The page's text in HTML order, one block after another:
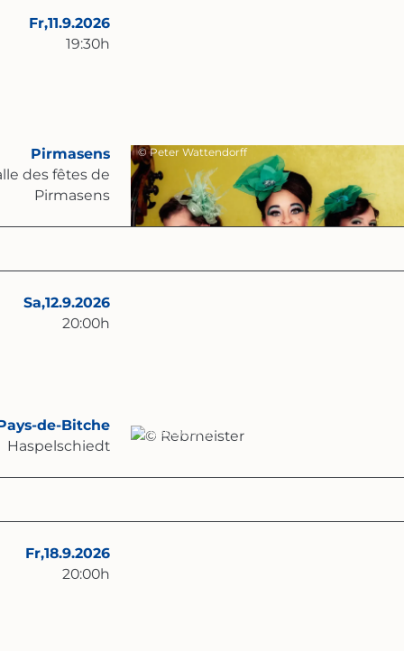
Fr,11.9.2026
19:30h
Pirmasens
des fêtes de
Pirmasens
© Peter Wattendorff
Sa,12.9.2026
20:00h
de-Bitche
Haspelschiedt
© Rebmeister
Fr,18.9.2026
20:00h